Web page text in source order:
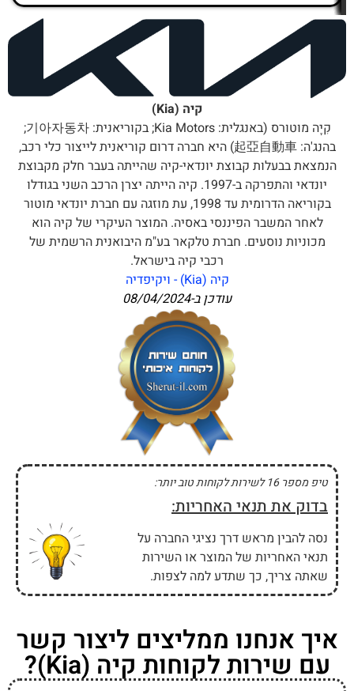
קיה (Kia)
קִיָה מוטורס (באנגלית: Kia Motors; בקוריאנית: 기아자동차;
בהנג'ה: 起亞自動車) היא חברה דרום קוריאנית לייצור כלי רכב,
הנמצאת בבעלות קבוצת יונדאי-קיה שהייתה בעבר חלק מקבוצת
יונדאי והתפרקה ב-1997. קיה הייתה יצרן הרכב השני בגודלו
בקוריאה הדרומית עד 1998, עת מוזגה עם חברת יונדאי מוטור
לאחר המשבר הפיננסי באסיה. המוצר העיקרי של קיה הוא
מכוניות נוסעים. חברת טלקאר בע"מ היבואנית הרשמית של
רכבי קיה בישראל.
קיה (Kia) - ויקיפדיה
עודכן ב-08/04/2024
טיפ מספר 16 לשירות לקוחות טוב יותר:
בדוק את תנאי האחריות:
נסה להבין מראש דרך נציגי החברה על
תנאי האחריות של המוצר או השירות
שאתה צריך, כך שתדע למה לצפות.
איך אנחנו ממליצים ליצור קשר
עם שירות לקוחות קיה (Kia)?